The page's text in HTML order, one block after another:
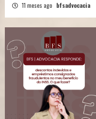
11 meses ago bfsadvocacia